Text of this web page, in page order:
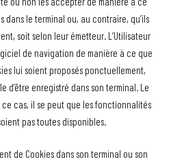
dans le terminal ou, au contraire, qu’ils
soit selon leur émetteur. L’Utilisateur
de navigation de manière à ce que
lui soient proposés ponctuellement,
d’être enregistré dans son terminal. Le
ce cas, il se peut que les fonctionnalités
pas toutes disponibles.
de Cookies dans son terminal ou son